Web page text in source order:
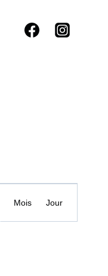
Navigation
Mois Jour